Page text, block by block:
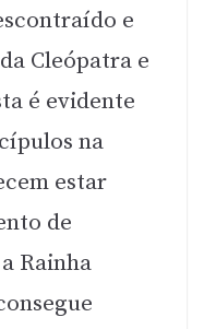
e
Cleópatra e
é evidente
na
estar
de
Rainha